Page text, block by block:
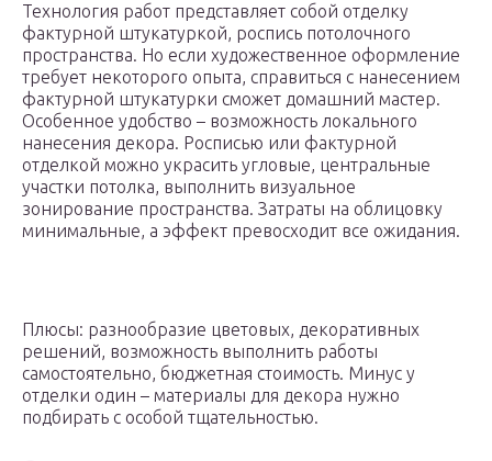
Технология работ представляет собой отделку
фактурной штукатуркой, роспись потолочного
пространства. Но если художественное оформление
требует некоторого опыта, справиться с нанесением
фактурной штукатурки сможет домашний мастер.
Особенное удобство – возможность локального
нанесения декора. Росписью или фактурной
отделкой можно украсить угловые, центральные
участки потолка, выполнить визуальное
зонирование пространства. Затраты на облицовку
минимальные, а эффект превосходит все ожидания.
Плюсы: разнообразие цветовых, декоративных
решений, возможность выполнить работы
самостоятельно, бюджетная стоимость. Минус у
отделки один – материалы для декора нужно
подбирать с особой тщательностью.